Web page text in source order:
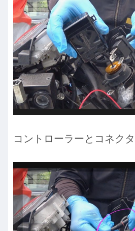
コントローラーとコネクタ